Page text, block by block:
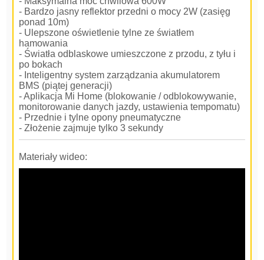
- Bardzo jasny reflektor przedni o mocy 2W (zasięg
ponad 10m)
- Ulepszone oświetlenie tylne ze światłem
hamowania
- Światła odblaskowe umieszczone z przodu, z tyłu i
po bokach
- Inteligentny system zarządzania akumulatorem
BMS (piątej generacji)
- Aplikacja Mi Home (blokowanie / odblokowywanie,
monitorowanie danych jazdy, ustawienia tempomatu)
- Przednie i tylne opony pneumatyczne
- Złożenie zajmuje tylko 3 sekundy
Materiały wideo: